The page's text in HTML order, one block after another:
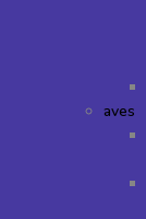
aves